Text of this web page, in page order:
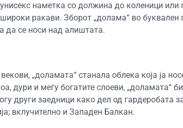
наметка со должина до коленици или
ракави. Зборот „долама“ во буквален
да се носи над алиштата.
„доламата“ станала облека која ја
дури и меѓу богатите слоеви, „доламата“
други заедници како дел од гардеробата
вклучително и Западен Балкан.